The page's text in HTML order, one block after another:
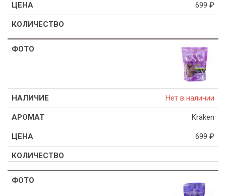
699 ₽
Нет в наличии
Kraken
699 ₽